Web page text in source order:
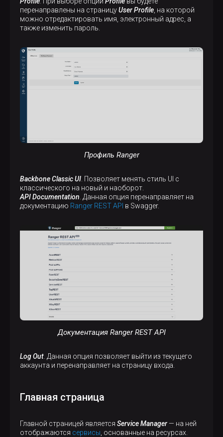
перенаправлены на страницуUser Profile, на которой
можно отредактировать имя, электронный адрес, а
также изменить пароль.
Профиль Ranger
Backbone Classic UI . Позволяет менять стиль UI с
классического на новый и наоборот.
API Documentation . Данная опция перенаправляет на
документацию Ranger REST API в Swagger.
Документация Ranger REST API
Log Out . Данная опция позволяет выйти из текущего
аккаунта и перенаправляет на страницу входа.
Главная страница
Главной страницей является Service Manager— на ней
отображаются сервисы , основанные на ресурсах.